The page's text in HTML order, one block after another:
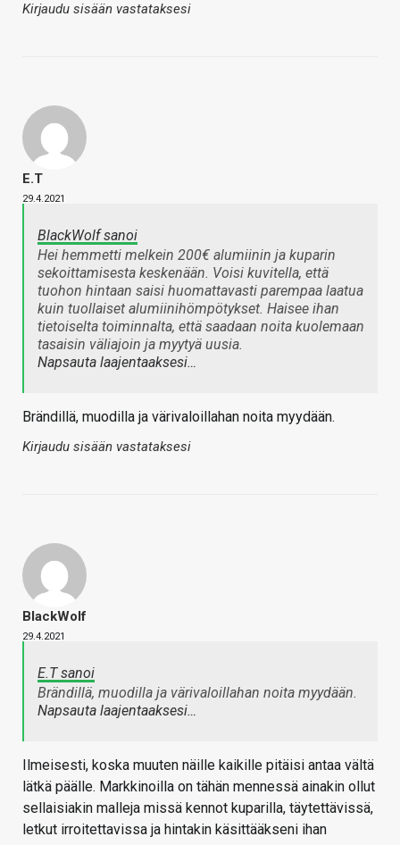
Kirjaudu sisään vastataksesi
E.T
29.4.2021
BlackWolf sanoi
Hei hemmetti melkein 200€ alumiinin ja kuparin
sekoittamisesta keskenään. Voisi kuvitella, että
tuohon hintaan saisi huomattavasti parempaa laatua
kuin tuollaiset alumiinihömpötykset. Haisee ihan
tietoiselta toiminnalta, että saadaan noita kuolemaan
tasaisin väliajoin ja myytyä uusia.
Napsauta laajentaaksesi…
Brändillä, muodilla ja värivaloillahan noita myydään.
Kirjaudu sisään vastataksesi
BlackWolf
29.4.2021
E.T sanoi
Brändillä, muodilla ja värivaloillahan noita myydään.
Napsauta laajentaaksesi…
Ilmeisesti, koska muuten näille kaikille pitäisi antaa vältä
lätkä päälle. Markkinoilla on tähän mennessä ainakin ollut
sellaisiakin malleja missä kennot kuparilla, täytettävissä,
letkut irroitettavissa ja hintakin käsittääkseni ihan